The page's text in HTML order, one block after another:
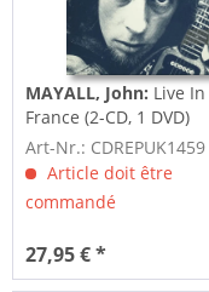
MAYALL, John: Live In
France (2-CD, 1 DVD)
Art-Nr.: CDREPUK1459
Article doit être
commandé
27,95 € *